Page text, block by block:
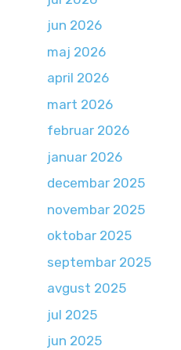
jun 2026
maj 2026
april 2026
mart 2026
februar 2026
januar 2026
decembar 2025
novembar 2025
oktobar 2025
septembar 2025
avgust 2025
jul 2025
jun 2025